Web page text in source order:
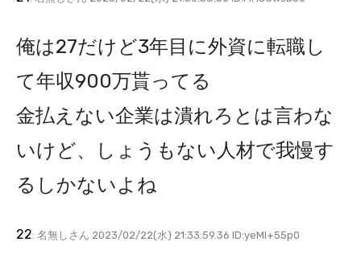
俺は27だけど3年目に外資に転職し
て年収900万貰ってる
金払えない企業は潰れろとは言わな
いけど、しょうもない人材で我慢す
るしかないよね
22: 名無しさん 2023/02/22(水) 21:33:59.36 ID:yeMl+55p0